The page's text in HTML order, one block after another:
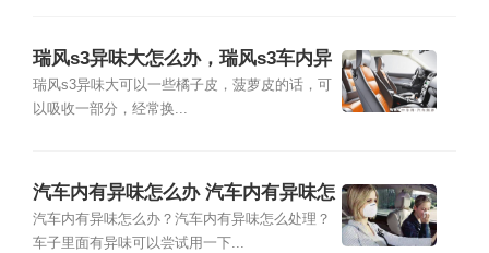
瑞风s3异味大怎么办，瑞风s3车内异
味祛除方法
瑞风s3异味大可以一些橘子皮，菠萝皮的话，可
以吸收一部分，经常换...
汽车内有异味怎么办 汽车内有异味怎
么处理
汽车内有异味怎么办？汽车内有异味怎么处理？
车子里面有异味可以尝试用一下...